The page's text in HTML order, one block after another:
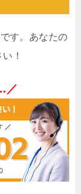
す。あなたの
！
／